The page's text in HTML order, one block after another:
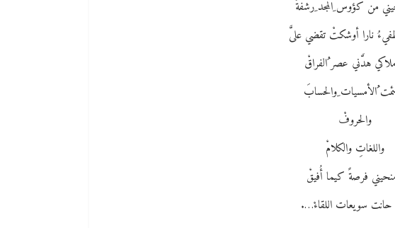
من كؤوس ِالمجد ِرشفةْ
نارا أوشكتْ تقضي علىَّ
هدَّني عصر ُالفراقْ
ُالأمسيات ِوالحسابَ
والحروفْ
واللغاتِ والكلامْ
فرصةً كيما أُفيقْ
حانت سويعات اللقاءْ….